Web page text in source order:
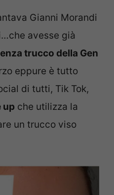
Gianni Morandi
avesse già
trucco della Gen
eppure è tutto
di tutti, Tik Tok,
up che utilizza la
un trucco viso